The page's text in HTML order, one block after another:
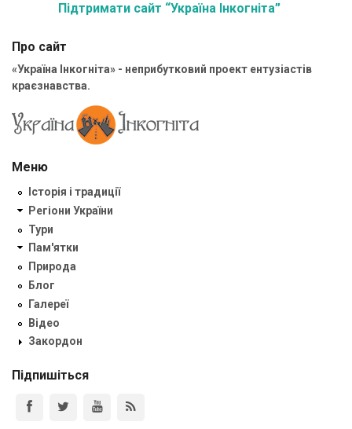
Підтримати сайт “Україна Інкогніта”
Про сайт
«Україна Інкогніта» - неприбутковий проект ентузіастів
краєзнавства.
Меню
Історія і традиції
Регіони України
Тури
Пам'ятки
Природа
Блог
Галереї
Відео
Закордон
Підпишіться